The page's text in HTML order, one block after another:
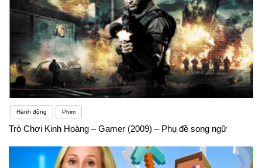
dụng phiên bản có phụ đề tiếng Anh để học từ vựng
và ngữ pháp.- Tận hưởng việc học khi bạn thưởng
thức bộ phim yêu thích hoặc đọc truyện tranh. 2.
Chơi trò chơi học tiếng Anh:- Có nhiều trò chơi trực
tuyến hoặc trên điện thoại với nội dung học tiếng
Anh. Chơi trò chơi giúp bạn học vừa chơi vừa giải
nhóm học tiếng Anh trực tuyến hoặc offline. Gặp gỡ
Hành động Phim
Trò Chơi Kinh Hoàng – Gamer (2009) – Phụ đề song ngữ